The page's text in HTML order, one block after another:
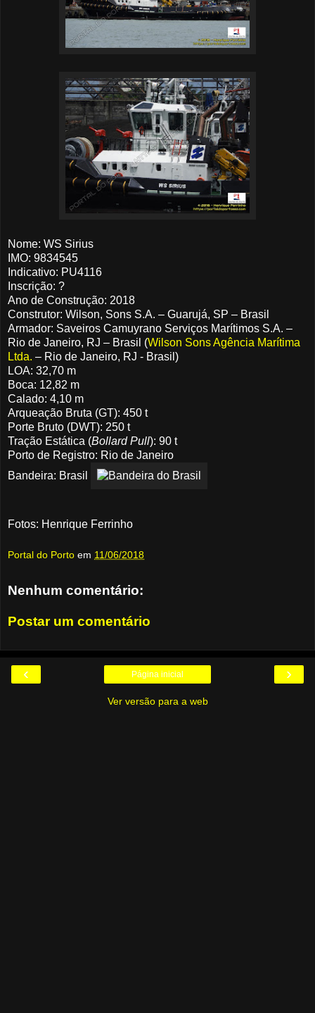
Nome: WS Sirius
IMO: 9834545
Indicativo: PU4116
Inscrição: ?
Ano de Construção: 2018
Construtor: Wilson, Sons S.A. – Guarujá, SP – Brasil
Armador: Saveiros Camuyrano Serviços Marítimos S.A. –
Rio de Janeiro, RJ – Brasil (Wilson Sons Agência Marítima
Ltda. – Rio de Janeiro, RJ - Brasil)
LOA: 32,70 m
Boca: 12,82 m
Calado: 4,10 m
Arqueação Bruta (GT): 450 t
Porte Bruto (DWT): 250 t
Tração Estática (Bollard Pull): 90 t
Porto de Registro: Rio de Janeiro
Bandeira: Brasil
Fotos: Henrique Ferrinho
Portal do Porto em 11/06/2018
Nenhum comentário:
Postar um comentário
‹ ›
Página inicial
Ver versão para a web